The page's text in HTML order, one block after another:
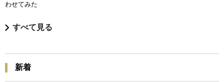
わせてみた
すべて見る
新着